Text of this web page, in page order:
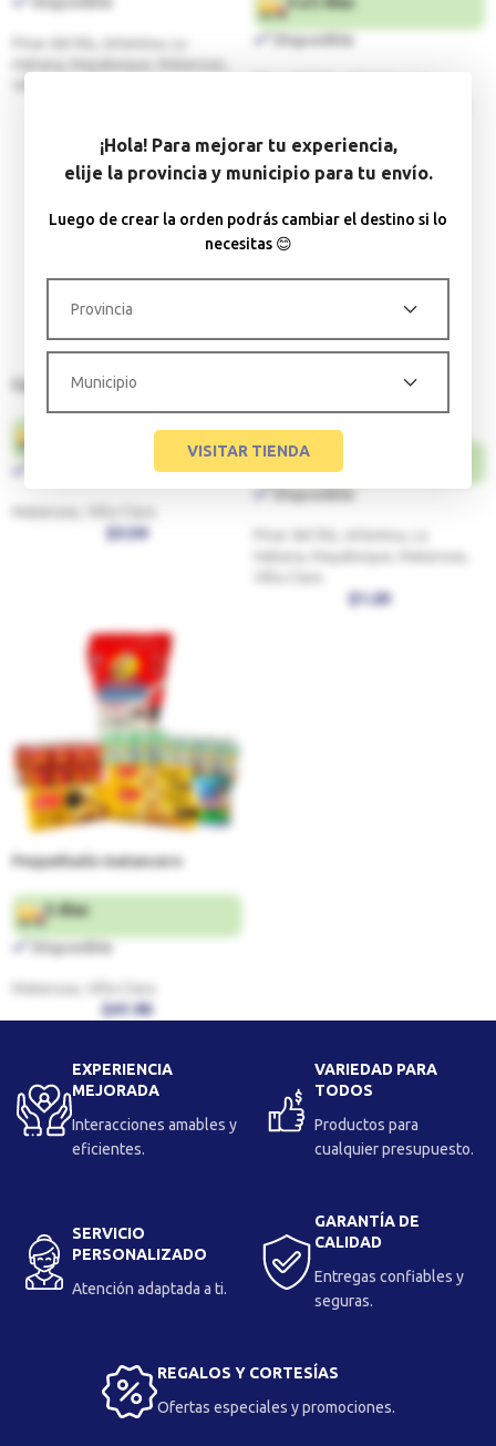
Habana, Mayabeque, Matanzas,
Disponible
$24.00 $20.40
Caja de Jugo natural
$3.50
Jugos de Latas
3 a 5 días
Disponible
Habana, Mayabeque, Matanzas,
$1.20
Pequeñuelo matancero
5 días
Disponible
$41.90
EXPERIENCIA
MEJORADA
Interacciones amables y
eficientes.
VARIEDAD PARA
TODOS
Productos para
cualquier presupuesto.
SERVICIO
PERSONALIZADO
Atención adaptada a ti.
GARANTÍA DE
CALIDAD
Entregas confiables y
seguras.
REGALOS Y CORTESÍAS
Ofertas especiales y promociones.
¡Hola! Para mejorar tu experiencia,
elije la provincia y municipio para tu envío.
Luego de crear la orden podrás cambiar el destino si lo
necesitas 😊
VISITAR TIENDA